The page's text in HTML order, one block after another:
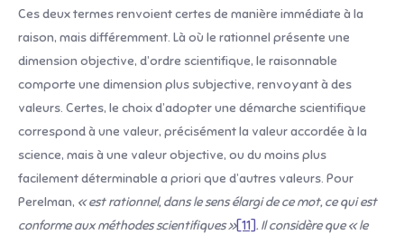
Ces deux termes renvoient certes de manière immédiate à la
raison, mais différemment. Là où le rationnel présente une
dimension objective, d’ordre scientifique, le raisonnable
comporte une dimension plus subjective, renvoyant à des
valeurs. Certes, le choix d’adopter une démarche scientifique
correspond à une valeur, précisément la valeur accordée à la
science, mais à une valeur objective, ou du moins plus
facilement déterminable a priori que d’autres valeurs. Pour
Perelman, « est rationnel, dans le sens élargi de ce mot, ce qui est
conforme aux méthodes scientifiques »[11]. Il considère que « le